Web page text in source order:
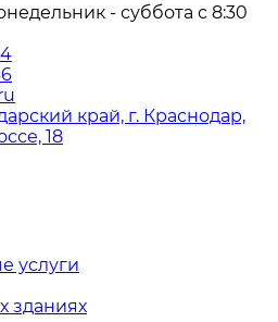
- суббота с 8:30
край, г. Краснодар,
18
услуги
зданиях